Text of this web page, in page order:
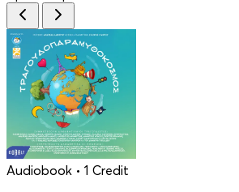
Audiobook • 1 Credit